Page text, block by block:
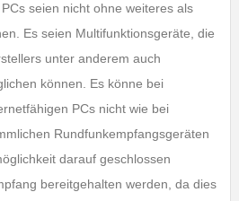
seien nicht ohne weiteres als
Es seien Multifunktionsgeräte, die
unter anderem auch
können. Es könne bei
PCs nicht wie bei
Rundfunkempfangsgeräten
darauf geschlossen
bereitgehalten werden, da dies